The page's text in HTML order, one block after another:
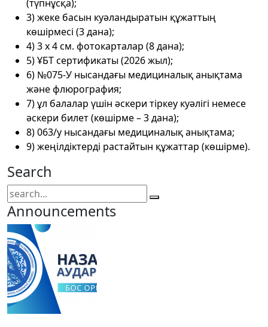
(түпнұсқа);
3) жеке басын куәландыратын құжаттың
көшірмесі (3 дана);
4) 3 x 4 см. фотокарталар (8 дана);
5) ҰБТ сертификаты (2026 жыл);
6) №075-У нысандағы медициналық анықтама
және флюрография;
7) ұл балалар үшін әскери тіркеу куәлігі немесе
әскери билет (көшірме – 3 дана);
8) 063/у нысандағы медициналық анықтама;
9) жеңілдіктерді растайтын құжаттар (көшірме).
Search
Announcements